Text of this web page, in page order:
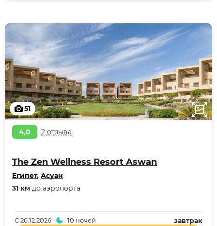
51
4,0 2 отзыва
The Zen Wellness Resort Aswan
Египет, Асуан
31 км до аэропорта
завтрак
С26.12.2026 10 ночей